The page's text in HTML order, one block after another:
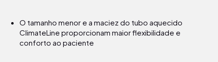
O tamanho menor e a maciez do tubo aquecido
ClimateLine proporcionam maior flexibilidade e
conforto ao paciente